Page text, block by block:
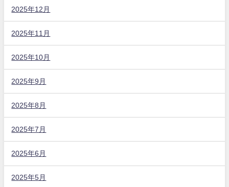
2025年12月
2025年11月
2025年10月
2025年9月
2025年8月
2025年7月
2025年6月
2025年5月